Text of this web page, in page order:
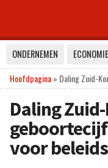
ONDERNEMEN ECONOMIE
Hoofdpagina» Daling Zuid-
Daling
voor